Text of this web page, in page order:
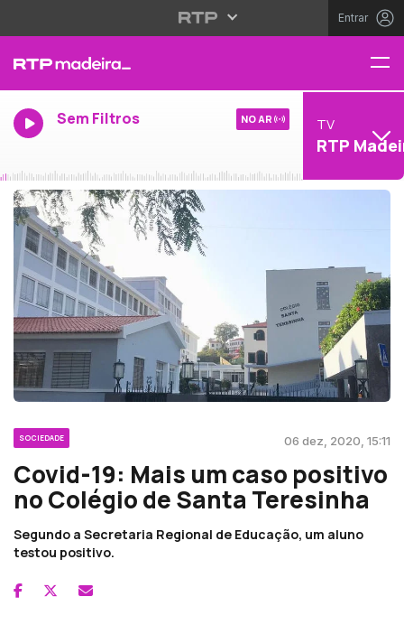
Entrar
Sem Filtros NO AR TV
RTP
SOCIEDADE 06 dez, 2020, 15:11
Covid-19: Mais um caso positivo
no Colégio de Santa Teresinha
Segundo a Secretaria Regional de Educação, um aluno
testou positivo.